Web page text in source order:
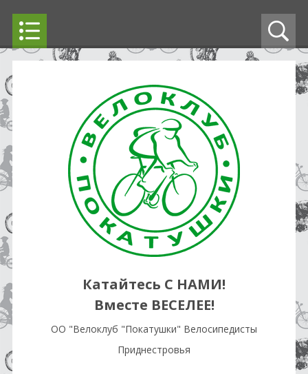
Катайтесь С НАМИ!
Вместе ВЕСЕЛЕЕ!
OO "Велоклуб "Покатушки" Велосипедисты
Приднестровья